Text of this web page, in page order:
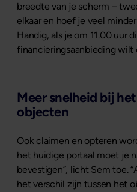
breedte van je scherm –
elkaar en hoef je veel
Handig, als je om 11.00 uur
financieringsaanbieding wilt
Meer snelheid bij
objecten
Ook claimen en opteren
het huidige portaal moet je
bevestigen”, licht Sem toe.
het verschil zijn tussen het